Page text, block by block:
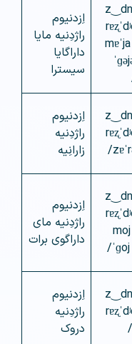
/
اِزدنیوم
راژدِنیه مایا
داراگایا
سیسترا
/
اِزدنیوم
راژدِنیه
زارانِیه
/
اِزدنیوم
راژدِنیه مای
داراگوی برات
/
اِزدنیوم
راژدِنیه
دروک